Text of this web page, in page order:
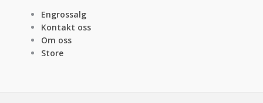
Engrossalg
Kontakt oss
Om oss
Store